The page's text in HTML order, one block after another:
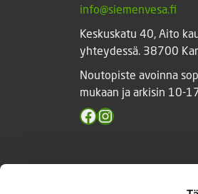
info@siemenvesa.fi
Keskuskatu 40, Aito
yhteydessä. 38700
Noutopiste avoinna
mukaan ja arkisin 10-
Facebook
Instagram